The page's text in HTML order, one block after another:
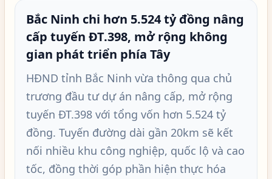
Bắc Ninh chi hơn 5.524 tỷ đồng nâng
cấp tuyến ĐT.398, mở rộng không
gian phát triển phía Tây
HĐND tỉnh Bắc Ninh vừa thông qua chủ
trương đầu tư dự án nâng cấp, mở rộng
tuyến ĐT.398 với tổng vốn hơn 5.524 tỷ
đồng. Tuyến đường dài gần 20km sẽ kết
nối nhiều khu công nghiệp, quốc lộ và cao
tốc, đồng thời góp phần hiện thực hóa